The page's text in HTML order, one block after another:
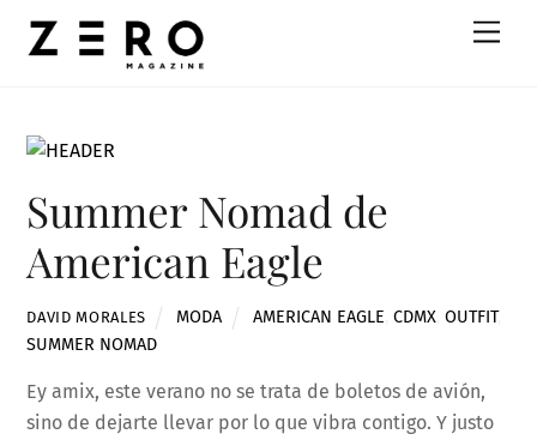
Summer Nomad de
American Eagle
DAVID MORALES MODA AMERICAN EAGLE CDMX, OUTFIT,
SUMMER NOMAD
Ey amix, este verano no se trata de boletos de avión,
sino de dejarte llevar por lo que vibra contigo. Y justo